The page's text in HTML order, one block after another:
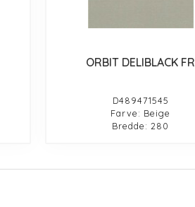
ORBIT DELIBLACK FR
D489471545
Farve: Beige
Bredde: 280